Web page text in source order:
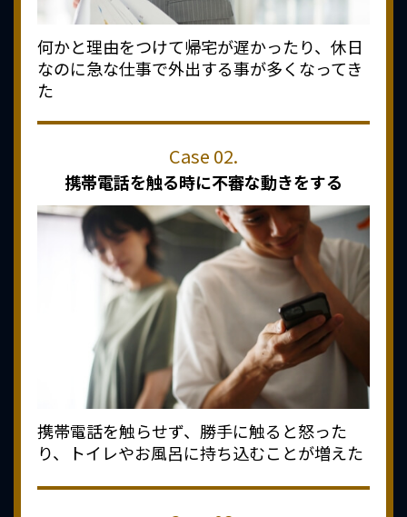
何かと理由をつけて帰宅が遅かったり、休日
なのに急な仕事で外出する事が多くなってき
た
携帯電話を触る時に不審な動きをする
携帯電話を触らせず、勝手に触ると怒った
り、トイレやお風呂に持ち込むことが増えた